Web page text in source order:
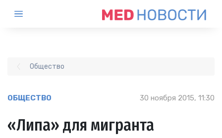
Общество
ОБЩЕСТВО 30 ноября 2015, 11:30
«Липа» для мигранта